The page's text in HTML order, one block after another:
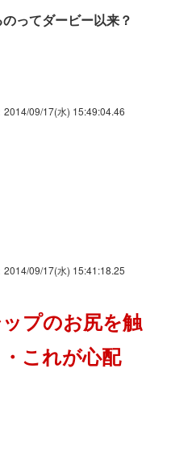
ってダービー以来？
2014/09/17(水) 15:49:04.46
2014/09/17(水) 15:41:18.25
プのお尻を触
これが心配